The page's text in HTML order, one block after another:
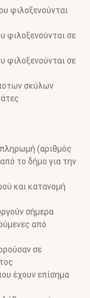
φιλοξενούνται
φιλοξενούνται σε
φιλοξενούνται σε
σκύλων
(αριθμός
το δήμο για την
και κατανομή
σήμερα
από
σε
έχουν επίσημα